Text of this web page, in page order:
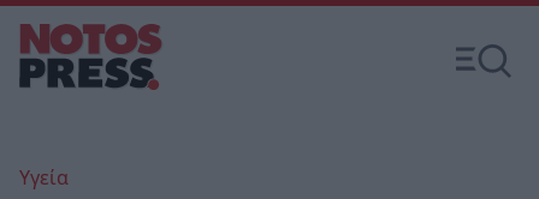
Υγεία